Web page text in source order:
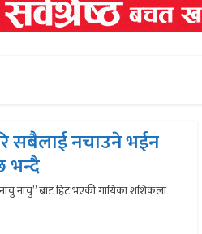
सबैलाई नचाउने भईन
भन्दै
नाचु” बाट हिट भएकी गायिका शशिकला